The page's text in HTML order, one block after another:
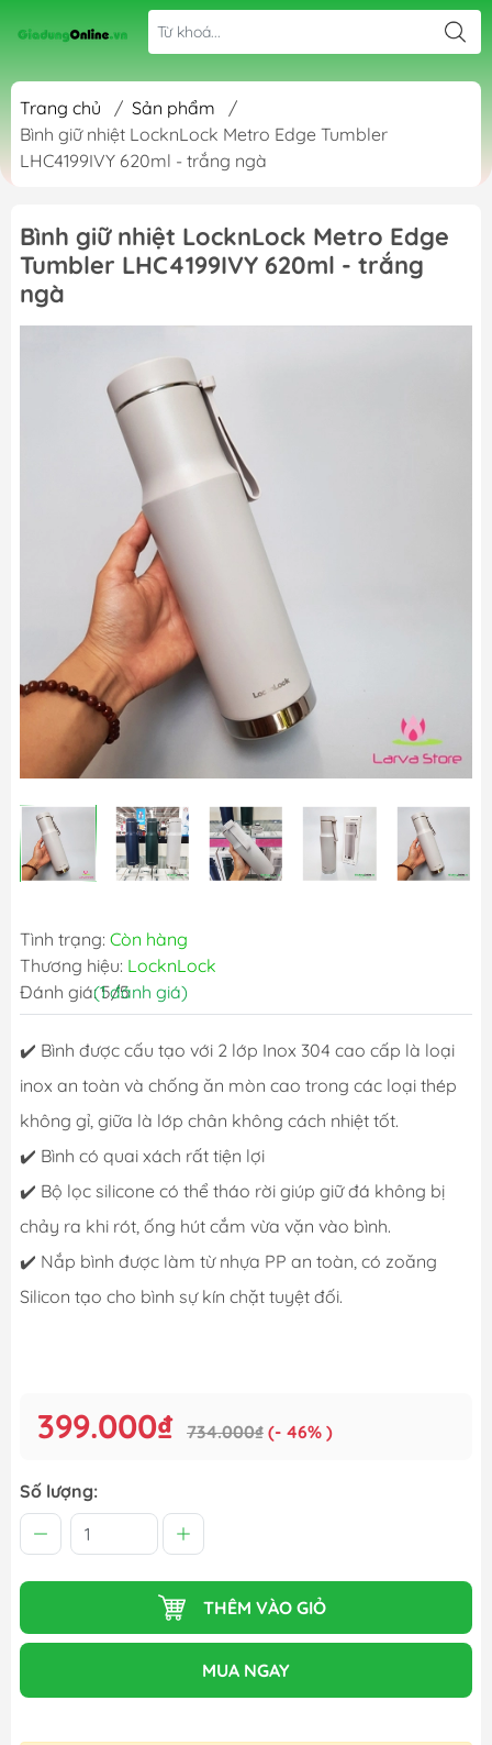
Trang chủ / Sản phẩm
/
Bình giữ nhiệt LocknLock Metro Edge Tumbler
LHC4199IVY 620ml - trắng ngà
Bình giữ nhiệt LocknLock Metro Edge
Tumbler LHC4199IVY 620ml - trắng
ngà
Tình trạng: Còn hàng
Thương hiệu: LocknLock
Đánh giá: 5/5(1 đánh giá)
✔️ Bình được cấu tạo với 2 lớp Inox 304 cao cấp là loại
inox an toàn và chống ăn mòn cao trong các loại thép
không gỉ, giữa là lớp chân không cách nhiệt tốt.
✔️ Bình có quai xách rất tiện lợi
✔️ Bộ lọc silicone có thể tháo rời giúp giữ đá không bị
chảy ra khi rót, ống hút cắm vừa vặn vào bình.
✔️ Nắp bình được làm từ nhựa PP an toàn, có zoăng
Silicon tạo cho bình sự kín chặt tuyệt đối.
399.000₫ 734.000₫ (- 46% )
Số lượng:
THÊM VÀO GIỎ
MUA NGAY